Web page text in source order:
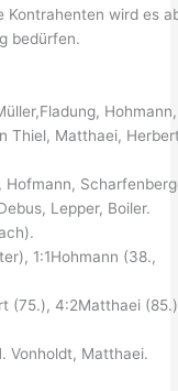
Kontrahenten wird es
bedürfen.
Hohmann,
Thiel, Matthaei,
Hofmann,
Lepper, Boiler.
1:1Hohmann (38.,
(75.), 4:2Matthaei
Vonholdt, Matthaei.